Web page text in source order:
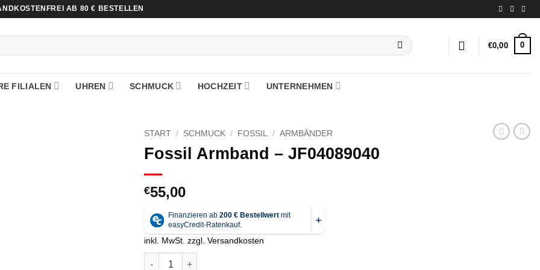
AB 80 € BESTELLEN
€0,00 0
FILIALEN UHREN SCHMUCK HOCHZEIT UNTERNEHMEN
START / SCHMUCK / FOSSIL / ARMBÄNDER
Fossil Armband – JF04089040
€55,00
inkl. MwSt. zzgl. Versandkosten
Fossil Armband - JF04089040 Menge